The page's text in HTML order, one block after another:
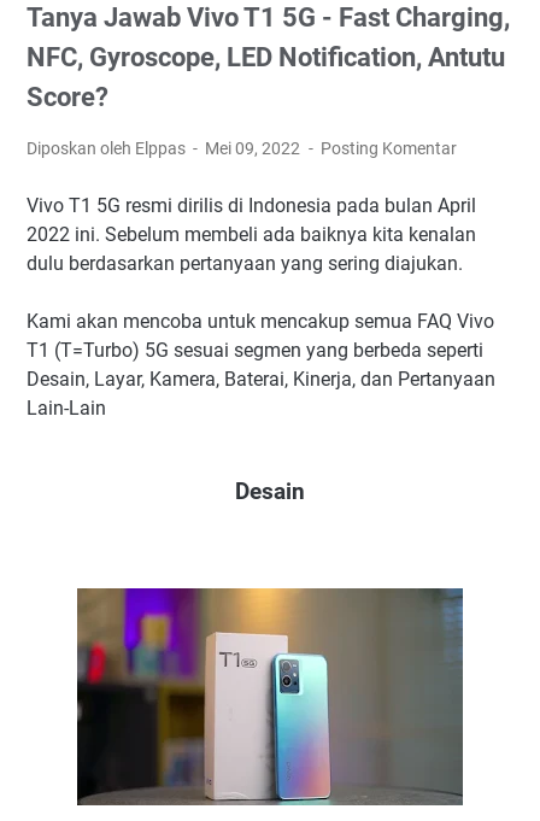
Tanya Jawab Vivo T1 5G - Fast Charging,
NFC, Gyroscope, LED Notification, Antutu
Score?
Diposkan oleh Elppas Mei 09, 2022 Posting Komentar
Vivo T1 5G resmi dirilis di Indonesia pada bulan April
2022 ini. Sebelum membeli ada baiknya kita kenalan
dulu berdasarkan pertanyaan yang sering diajukan.
Kami akan mencoba untuk mencakup semua FAQ Vivo
T1 (T=Turbo) 5G sesuai segmen yang berbeda seperti
Desain, Layar, Kamera, Baterai, Kinerja, dan Pertanyaan
Lain-Lain
Desain